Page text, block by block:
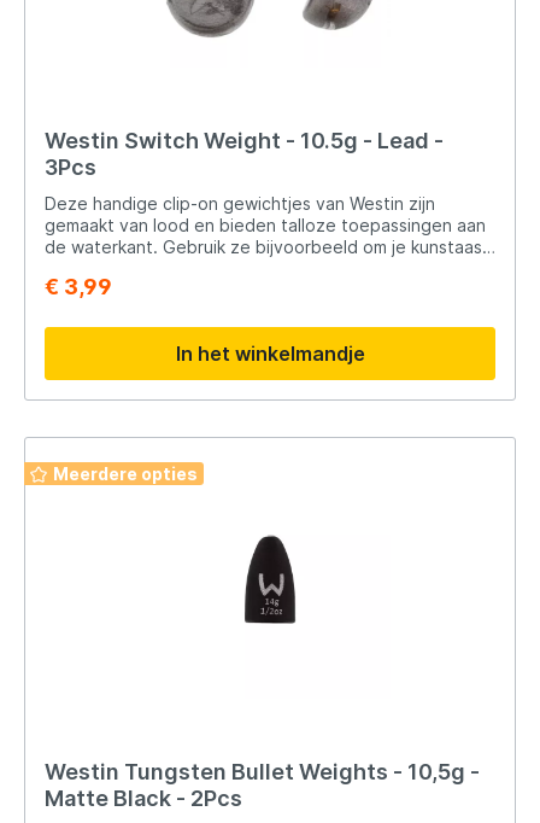
Westin Switch Weight - 10.5g - Lead -
3Pcs
Deze handige clip-on gewichtjes van Westin zijn
gemaakt van lood en bieden talloze toepassingen aan
de waterkant. Gebruik ze bijvoorbeeld om je kunstaas
gewichtjes zijn netjes afgewerkt en verkrijgbaar in
die controle wil over de presentatie van zijn kunstaas.
Inhoud: 3,5 g (5 stuks), 5 g (4 stuks), 7 / 10,5 / 14 g (3
stuks), 21 / 28 g (2 stuks).
€ 3,99
In het winkelmandje
Meerdere opties
Westin Tungsten Bullet Weights - 10,5g -
Matte Black - 2Pcs